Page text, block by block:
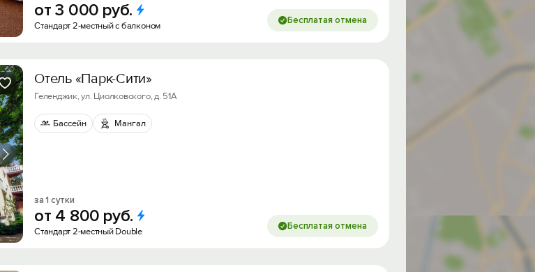
от3 000 руб.
Стандарт 2-местный с балконом Бесплатая отмена
Отель «Парк-Сити»
Геленджик, ул. Циолковского, д. 51А
Бассейн Мангал
за 1 сутки
от 4 800 руб.
Стандарт 2-местный Double Бесплатая отмена